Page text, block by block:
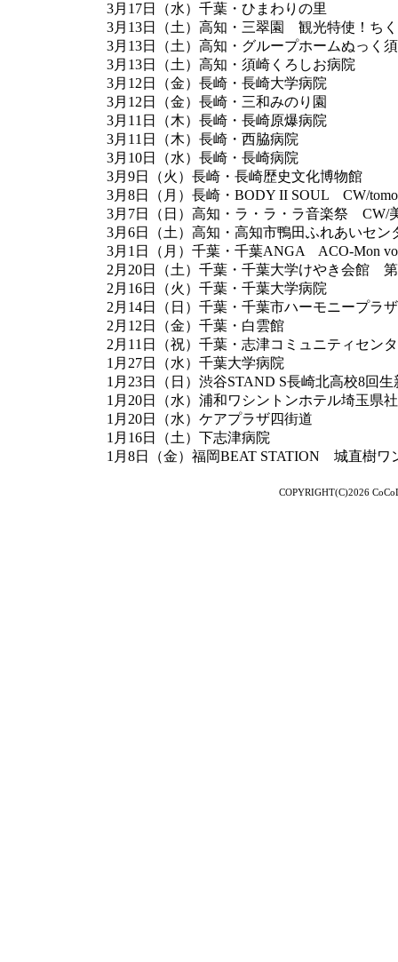
3月17日（水）千葉・ひまわりの里
3月13日（土）高知・三翠園 観光特使！ち
3月13日（土）高知・グループホームぬっく
3月13日（土）高知・須崎くろしお病院
3月12日（金）長崎・長崎大学病院
3月12日（金）長崎・三和みのり園
3月11日（木）長崎・長崎原爆病院
3月11日（木）長崎・西脇病院
3月10日（水）長崎・長崎病院
3月9日（火）長崎・長崎歴史文化博物館
3月8日（月）長崎・BODY II SOUL CW/tomo
3月7日（日）高知・ラ・ラ・ラ音楽祭 CW/
3月6日（土）高知・高知市鴨田ふれあいセン
3月1日（月）千葉・千葉ANGA ACO-Mon
2月20日（土）千葉・千葉大学けやき会館
2月16日（火）千葉・千葉大学病院
2月14日（日）千葉・千葉市ハーモニープ
2月12日（金）千葉・白雲館
2月11日（祝）千葉・志津コミュニティセ
1月27日（水）千葉大学病院
1月23日（日）渋谷STAND S長崎北高校8回生
1月20日（水）浦和ワシントンホテル埼玉県
1月20日（水）ケアプラザ四街道
1月16日（土）下志津病院
1月8日（金）福岡BEAT STATION 城直樹ワ
COPYRIGHT(C)2026